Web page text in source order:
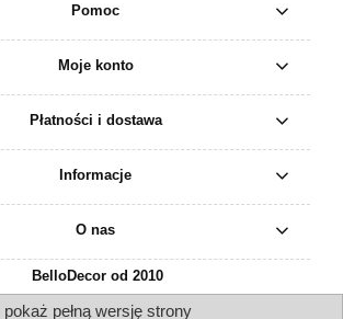
Pomoc
Moje konto
Płatności i dostawa
Informacje
O nas
BelloDecor od 2010
pokaż pełną wersję strony